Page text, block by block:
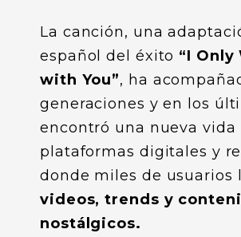
La canción, una
español del éxito “I Only
with You”, ha
generaciones y en los
encontró una nueva vida
plataformas digitales y
donde miles de usuarios
videos, trends y
nostálgicos.